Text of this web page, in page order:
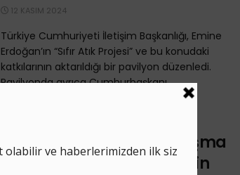
12 KASIM 2024
Türkiye Cumhuriyeti İletişim Başkanlığı, Emine
Erdoğan’ın “Sıfır Atık Projesi” ve bu konudaki
katkılarının aktarıldığı bir pavilyon düzenledi.
Pavilyonda ayrıca Cumhurbaşkanı ...
İşçilerinin Yaşam ve Çalışma
Koşullarını İyileştirmek için